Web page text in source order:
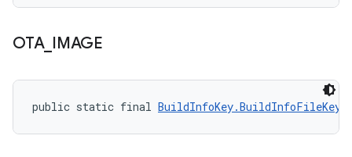
OTA_ IMAGE
public static final BuildInfoKey.BuildInfoFileKey